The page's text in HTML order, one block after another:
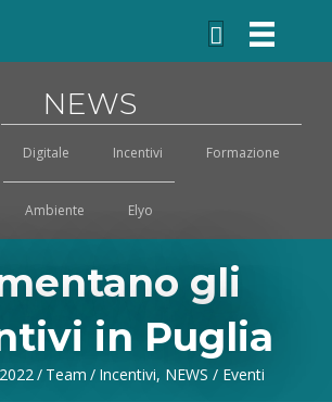
NEWS
Digitale Incentivi Formazione
Ambiente Elyo
gli
in Puglia
/ Team / Incentivi, NEWS / Eventi